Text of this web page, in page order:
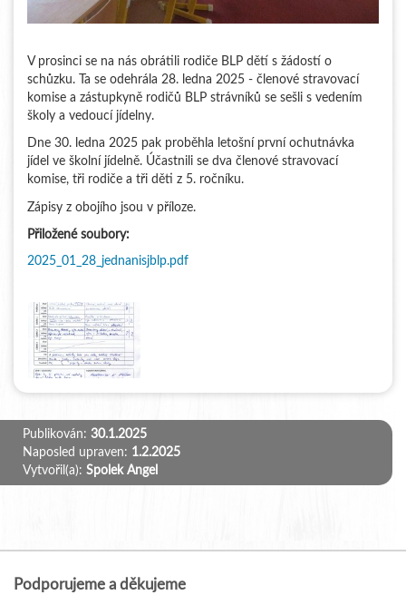
V prosinci se na nás obrátili rodiče BLP dětí s žádostí o
schůzku. Ta se odehrála 28. ledna 2025 - členové stravovací
komise a zástupkyně rodičů BLP strávníků se sešli s vedením
školy a vedoucí jídelny.
Dne 30. ledna 2025 pak proběhla letošní první ochutnávka
jídel ve školní jídelně. Účastnili se dva členové stravovací
komise, tři rodiče a tři děti z 5. ročníku.
Zápisy z obojího jsou v příloze.
Přiložené soubory:
2025_01_28_jednanisjblp.pdf
Publikován: 30.1.2025
Naposled upraven: 1.2.2025
Vytvořil(a): Spolek Angel
Podporujeme a děkujeme